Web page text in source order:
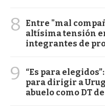
8
Entre "mal
altísima tensión
integrantes de
9
“Es para
para dirigir a
abuelo como DT